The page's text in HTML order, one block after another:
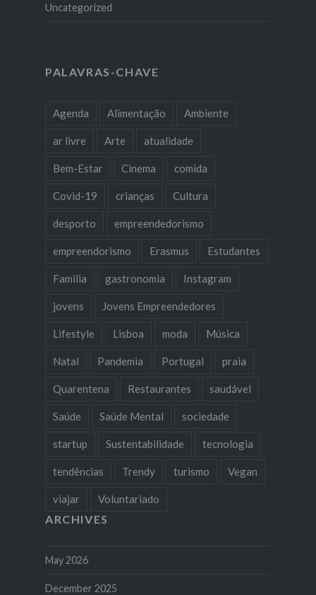
Uncategorized
PALAVRAS-CHAVE
Agenda Alimentação Ambiente
ar livre Arte atualidade
Bem-Estar Cinema comida
Covid-19 crianças Cultura
desporto empreendedorismo
empreendorismo Erasmus Estudantes
Familia gastronomia Instagram
jovens Jovens Empreendedores
Lifestyle Lisboa moda Música
Natal Pandemia Portugal praia
Quarentena Restaurantes saudável
Saúde Saúde Mental sociedade
startup Sustentabilidade tecnologia
tendências Trendy turismo Vegan
viajar Voluntariado
ARCHIVES
May 2026
December 2025